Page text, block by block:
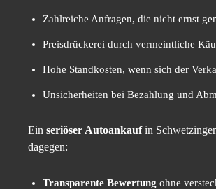
Zahlreiche Anfragen, die nicht ernst
Preisdrückerei durch vermeintliche
Hohe Standkosten, wenn sich der
Unsicherheiten bei Bezahlung und
Ein seriöser Autoankaufin
dagegen:
Transparente Bewertung ohne